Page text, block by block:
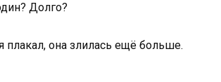
Долго?
плакал, она злилась ещё больше.